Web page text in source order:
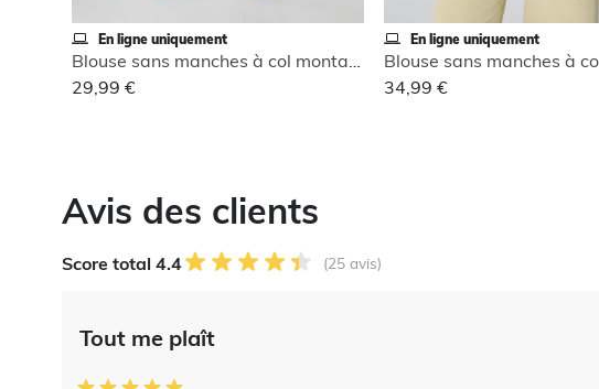
En ligne uniquement
Blouse sans manches à col montant
29,99 €
En ligne uniquement
34,99 €
Avis des clients
Score total 4.4 (25 avis)
Tout me plaît